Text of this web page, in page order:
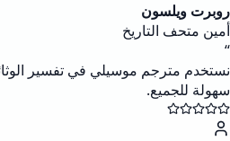
روبرت ويلسون
أمين متحف التاريخ
“
نستخدم مترجم موسيلي في تفسير
سهولة للجميع.